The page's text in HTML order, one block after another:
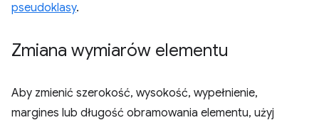
pseudoklasy.
Zmiana wymiarów elementu
Aby zmienić szerokość, wysokość, wypełnienie,
margines lub długość obramowania elementu, użyj